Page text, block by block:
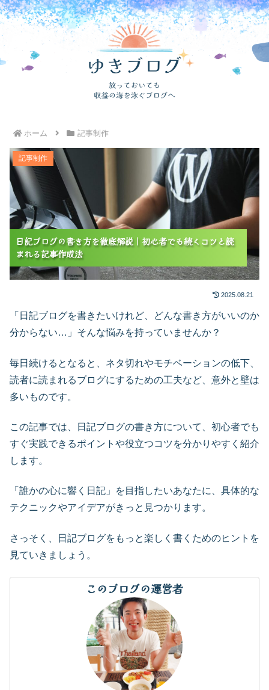
ホーム 記事制作
日記ブログの書き方を徹底解説｜初心者でも続くコツと
読まれる記事作成法
日記ブログの書き方を徹底解説｜初心者でも続くコツと読
まれる記事作成法
日記ブログの書き方を徹底解説｜初心者でも続くコツと読
まれる記事作成法
日記ブログの書き方を徹底解説｜初心者でも続くコツと読
まれる記事作成法
記事制作
2025.08.21
「日記ブログを書きたいけれど、どんな書き方がいいのか
分からない…」そんな悩みを持っていませんか？
毎日続けるとなると、ネタ切れやモチベーションの低下、
読者に読まれるブログにするための工夫など、意外と壁は
多いものです。
この記事では、日記ブログの書き方について、初心者でも
すぐ実践できるポイントや役立つコツを分かりやすく紹介
します。
「誰かの心に響く日記」を目指したいあなたに、具体的な
テクニックやアイデアがきっと見つかります。
さっそく、日記ブログをもっと楽しく書くためのヒントを
見ていきましょう。
このブログの運営者